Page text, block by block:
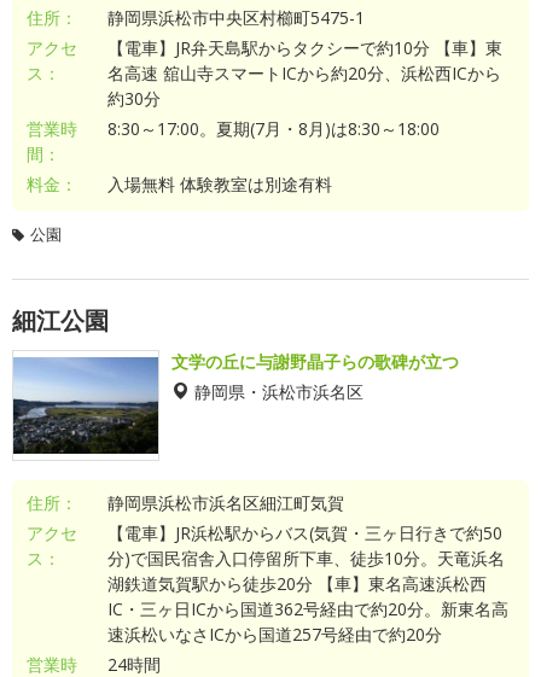
住所：
静岡県浜松市中央区村櫛町5475-1
アクセ
ス：
【電車】JR弁天島駅からタクシーで約10分 【車】東
名高速 舘山寺スマートICから約20分、浜松西ICから
約30分
営業時
間：
8:30～17:00。夏期(7月・8月)は8:30～18:00
料金： 入場無料 体験教室は別途有料
公園
細江公園
文学の丘に与謝野晶子らの歌碑が立つ
静岡県・浜松市浜名区
住所：
静岡県浜松市浜名区細江町気賀
アクセ
ス：
【電車】JR浜松駅からバス(気賀・三ヶ日行きで約50
分)で国民宿舎入口停留所下車、徒歩10分。天竜浜名
湖鉄道気賀駅から徒歩20分 【車】東名高速浜松西
IC・三ヶ日ICから国道362号経由で約20分。新東名高
速浜松いなさICから国道257号経由で約20分
営業時
24時間